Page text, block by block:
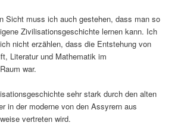
Sicht muss ich auch gestehen, dass man so
Zivilisationsgeschichte lernen kann. Ich
nicht erzählen, dass die Entstehung von
Literatur und Mathematik im
war.
sehr stark durch den alten
in der moderne von den Assyrern aus
vertreten wird.